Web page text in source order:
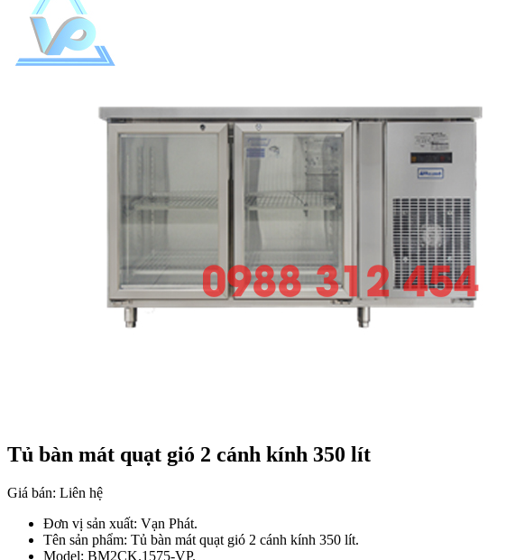
Tủ bàn mát quạt gió 2 cánh kính 350 lít
Giá bán: Liên hệ
Đơn vị sản xuất: Vạn Phát.
Tên sản phẩm: Tủ bàn mát quạt gió 2 cánh kính 350 lít.
Model: BM2CK.1575-VP.